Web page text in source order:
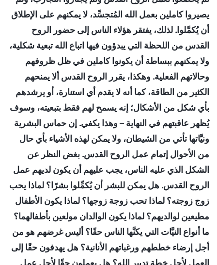
يصيروا كاملين بعمل الله المُتجسِّد، لا يمكنهم على الإطلاق
أن يُكمَّلوا. لذلك، يفتقر هؤلاء الناس إلى حضور الروح
القدس من اللحظة التي يبدؤون فيها اتباع الله تبعية شكلية،
ولا يمكنهم ببساطة أن يكونوا كاملين في ظل ظروفهم
وحالاتهم الفعلية. وهكذا، يقرر الروح القدس ألا يمنحهم
الكثير من الطاقة، كما أنه لا يقدم أي استنارة، أو يرشدهم
بأي شكل من الأشكال؛ إنه يسمح لهم فقط بتبعيته، وسوف
يُظهر عاقبتهم في النهاية – وهذا يكفي. إن حماس البشرية
ونيَّاتها تأتي من الشيطان، ولا يمكن لهذه الأشياء بأي حال
من الأحوال إتمام عمل الروح القدس. بغض النظر عن
الشكل الذي عليه الناس، يجب عليهم أن يكون لديهم عمل
الروح القدس. هل يمكن للبشر أن يُكمِّلوا بشرًا؟ لماذا يحب
زوج زوجته؟ لماذا تحب زوجة زوجها؟ لماذا يكون الأطفال
مطيعين لوالديهم؟ لماذا يكون الوالدان مولعين بأطفالهما؟
ما أنواع النيَّات التي يكنَّها الناس حقًا؟ أليس غرضهم هو من
أجل إرضاء خططهم ورغباتهم الأنانية؟ هل يهدفون حقًا إلى
العمل لأجل خطة تدبير الله؟ هل يعملون حقًا لأجل عمل